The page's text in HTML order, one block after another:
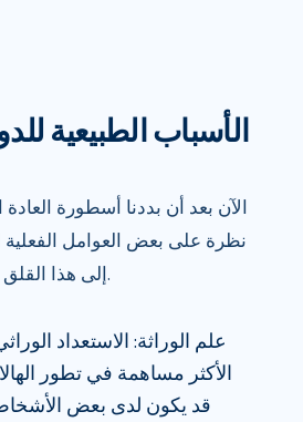
الأسباب الطبيعية
الآن بعد أن بددنا أسطورة
نظرة على بعض العوامل
إلى هذا القلق التجميلي المشترك.
علم الوراثة: الاستعداد
الأكثر مساهمة في تطور
قد يكون لدى بعض